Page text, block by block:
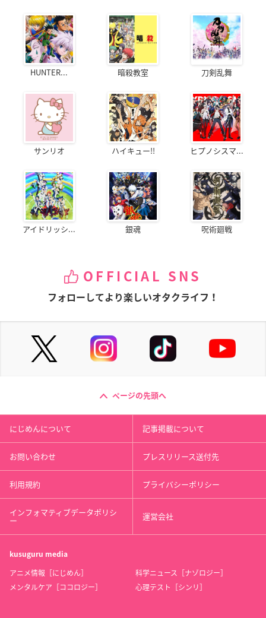
HUNTER... 暗殺教室 刀剣乱舞
サンリオ ハイキュー!! ヒプノシスマ...
アイドリッシ... 銀魂 呪術廻戦
OFFICIAL SNS
フォローしてより楽しいオタクライフ！
ページの先頭へ
にじめんについて 記事掲載について
お問い合わせ プレスリリース送付先
利用規約 プライバシーポリシー
インフォマティブデータポリシ
ー 運営会社
kusuguru media
アニメ情報［にじめん］
科学ニュース［ナゾロジー］
メンタルケア［ココロジー］
心理テスト［シンリ］